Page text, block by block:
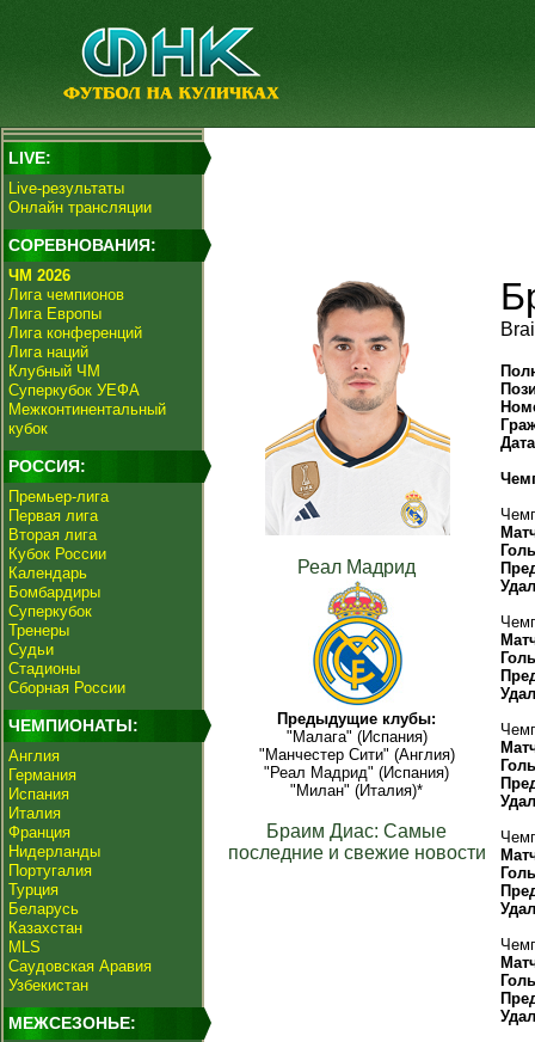
LIVE:
Live-результаты
Онлайн трансляции
СОРЕВНОВАНИЯ:
ЧМ 2026
Лига чемпионов
Лига Европы
Лига конференций
Лига наций
Клубный ЧМ
Суперкубок УЕФА
Межконтинентальный
кубок
РОССИЯ:
Премьер-лига
Первая лига
Вторая лига
Кубок России
Календарь
Бомбардиры
Суперкубок
Тренеры
Судьи
Стадионы
Сборная России
ЧЕМПИОНАТЫ:
Англия
Германия
Испания
Италия
Франция
Нидерланды
Португалия
Турция
Беларусь
Казахстан
MLS
Саудовская Аравия
Узбекистан
МЕЖСЕЗОНЬЕ:
Реал Мадрид
Предыдущие клубы:
"Малага" (Испания)
"Манчестер Сити" (Англия)
"Реал Мадрид" (Испания)
"Милан" (Италия)*
Браим Диас: Самые
последние и свежие новости